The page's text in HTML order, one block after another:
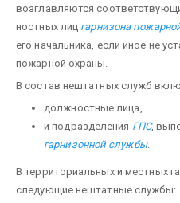
возглавляются
ностных лиц гарнизона
его начальника, если иное не
пожарной охраны.
В состав нештатных служб
должностные лица,
и подразделения ГПС,
гарнизонной службы.
В территориальных и местных
следующие нештатные службы: